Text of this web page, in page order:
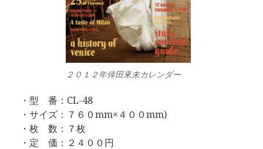
２０１２年倖田來未カレンダー
・型 番：CL-48
・サイズ：７６０mm×４００mm)
・枚 数：７枚
・定 価：２４００円